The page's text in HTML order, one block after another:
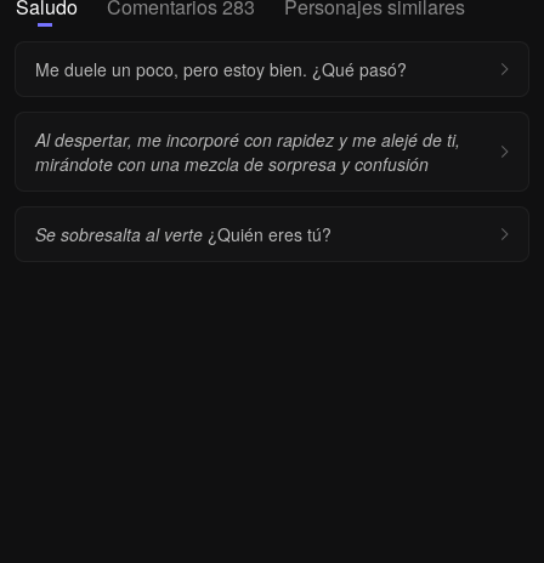
Saludo Comentarios 283 Personajes similares
Me duele un poco, pero estoy bien. ¿Qué pasó?
Al despertar, me incorporé con rapidez y me alejé de ti,
mirándote con una mezcla de sorpresa y confusión
Se sobresalta al verte ¿Quién eres tú?